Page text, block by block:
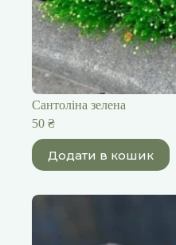
Сантоліна зелена
50 ₴
Додати в кошик